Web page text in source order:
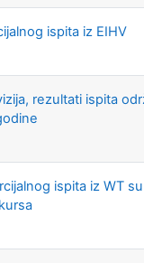
ispita iz EIHV
rezultati ispita
ispita iz WT